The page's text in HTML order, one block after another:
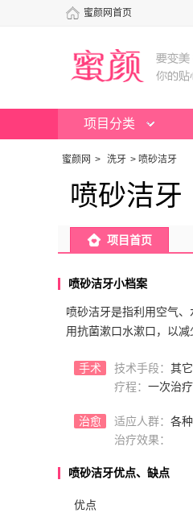
蜜颜网首页
项目分类
蜜颜网 > 洗牙 > 喷砂洁牙
喷砂洁牙
项目首页
喷砂洁牙小档案
喷砂洁牙是指利用空气
用抗菌漱口水漱口，以
手术 技术手段： 其它
疗程： 一次治疗
治愈 适应人群： 各
治疗效果：
喷砂洁牙优点、缺点
优点